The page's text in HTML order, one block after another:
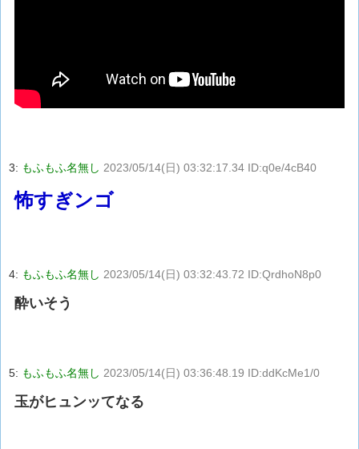
3: もふもふ名無し 2023/05/14(日) 03:32:17.34 ID:q0e/4cB40
怖すぎンゴ
4: もふもふ名無し 2023/05/14(日) 03:32:43.72 ID:QrdhoN8p0
酔いそう
5: もふもふ名無し 2023/05/14(日) 03:36:48.19 ID:ddKcMe1/0
玉がヒュンッてなる